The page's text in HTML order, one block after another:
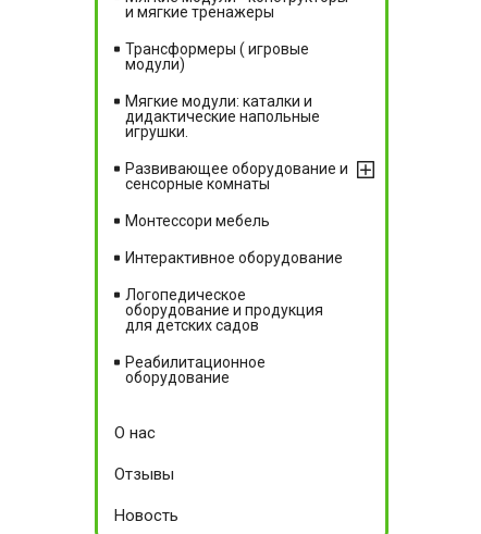
и мягкие тренажеры
Трансформеры ( игровые
модули)
Мягкие модули: каталки и
дидактические напольные
игрушки.
Развивающее оборудование и
сенсорные комнаты
Монтессори мебель
Интерактивное оборудование
Логопедическое
оборудование и продукция
для детских садов
Реабилитационное
оборудование
О нас
Отзывы
Новость